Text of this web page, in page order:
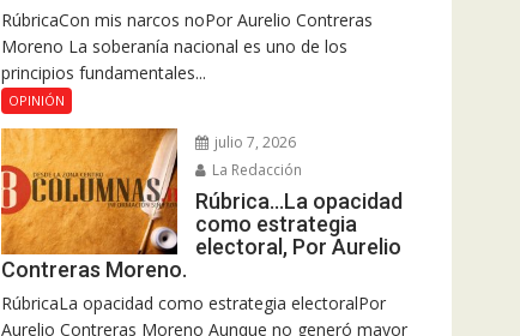
RúbricaCon mis narcos noPor Aurelio Contreras
Moreno La soberanía nacional es uno de los
principios fundamentales...
OPINIÓN
julio 7, 2026
La Redacción
Rúbrica…La opacidad
como estrategia
electoral, Por Aurelio
Contreras Moreno.
RúbricaLa opacidad como estrategia electoralPor
Aurelio Contreras Moreno Aunque no generó mayor